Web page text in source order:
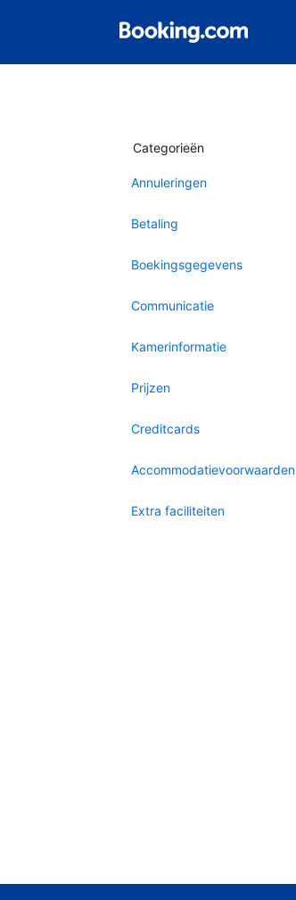
Categorieën
Annuleringen
Betaling
Boekingsgegevens
Communicatie
Kamerinformatie
Prijzen
Creditcards
Accommodatievoorwaarden
Extra faciliteiten